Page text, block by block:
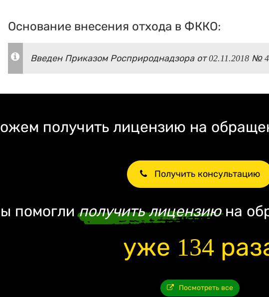
Основание внесения отхода в ФККО:
Введен Приказом Росприроднадзора от 02.11.2018 №
получить лицензию на
Получить консультацию
помоглиполучить лицензиюна
уже 134
Посмотреть все